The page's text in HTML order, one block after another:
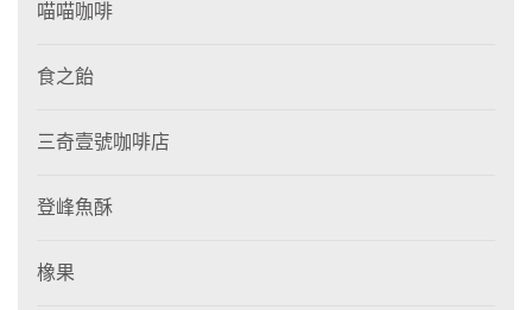
喵喵咖啡
食之飴
三奇壹號咖啡店
登峰魚酥
橡果